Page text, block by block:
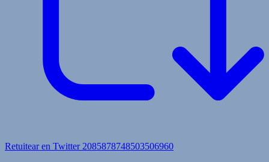
Retuitear en Twitter 2085878748503506960